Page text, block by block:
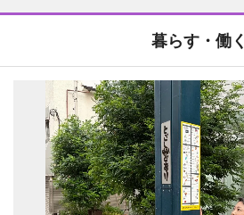
暮らす・働く